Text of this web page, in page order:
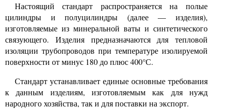
Настоящий стандарт распространяется на полые
цилиндры и полуцилиндры (далее— изделия),
изготовляемые из минеральной ваты и синтетического
связующего. Изделия предназначаются для тепловой
изоляции трубопроводов при температуре изолируемой
поверхности от минус 180 до плюс 400°С.
Стандарт устанавливает единые основные требования
к данным изделиям, изготовляемым как для нужд
народного хозяйства, так и для поставки на экспорт.